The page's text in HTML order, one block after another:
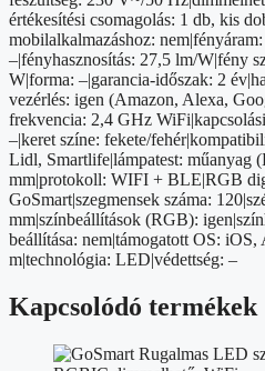
értékesítési csomagolás: 1 db, kis
mobilalkalmazáshoz:
–|fényhasznosítás: 27,5 lm/W|fény
W|forma: –|garancia-időszak: 2
vezérlés: igen (Amazon, Alexa,
frekvencia: 2,4 GHz
–|keret színe: fekete/
Lidl, Smartlife|lámpatest: műanyag
mm|protokoll: WIFI + BLE|RGB
GoSmart|szegmensek száma:
mm|színbeállítások (RGB):
beállítása: nem|támogatott OS:
m|technológia: LED|védettség: –
Kapcsolódó termékek